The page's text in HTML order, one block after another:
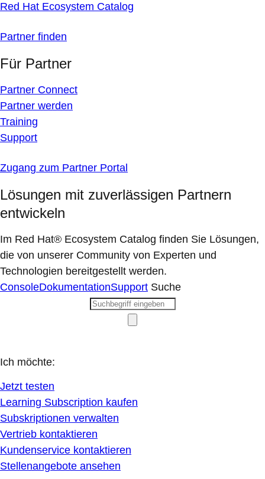
Red Hat Ecosystem Catalog
Partner finden
Für Partner
Partner Connect
Partner werden
Training
Support
Zugang zum Partner Portal
Lösungen mit zuverlässigen Partnern
entwickeln
Im Red Hat® Ecosystem Catalog finden Sie Lösungen,
die von unserer Community von Experten und
Technologien bereitgestellt werden.
ConsoleDokumentationSupport Suche
Ich möchte:
Jetzt testen
Learning Subscription kaufen
Subskriptionen verwalten
Vertrieb kontaktieren
Kundenservice kontaktieren
Stellenangebote ansehen